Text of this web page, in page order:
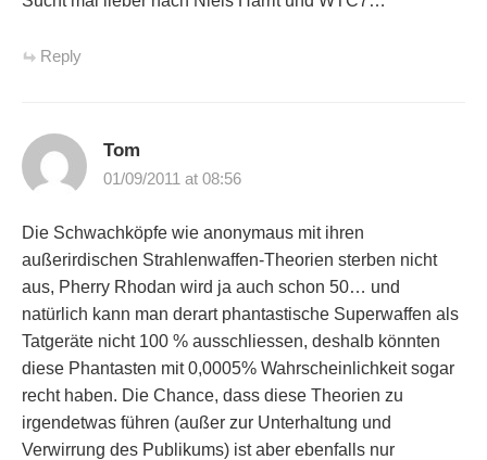
Reply
Tom
01/09/2011 at 08:56
Die Schwachköpfe wie anonymaus mit ihren
außerirdischen Strahlenwaffen-Theorien sterben nicht
aus, Pherry Rhodan wird ja auch schon 50… und
natürlich kann man derart phantastische Superwaffen als
Tatgeräte nicht 100 % ausschliessen, deshalb könnten
diese Phantasten mit 0,0005% Wahrscheinlichkeit sogar
recht haben. Die Chance, dass diese Theorien zu
irgendetwas führen (außer zur Unterhaltung und
Verwirrung des Publikums) ist aber ebenfalls nur